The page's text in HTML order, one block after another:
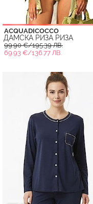
ACQUADICOCCO
ДАМСКА РИЗА РИЗА
99.90 €/195.39 ЛВ.
69.93 €/136.77 ЛВ.